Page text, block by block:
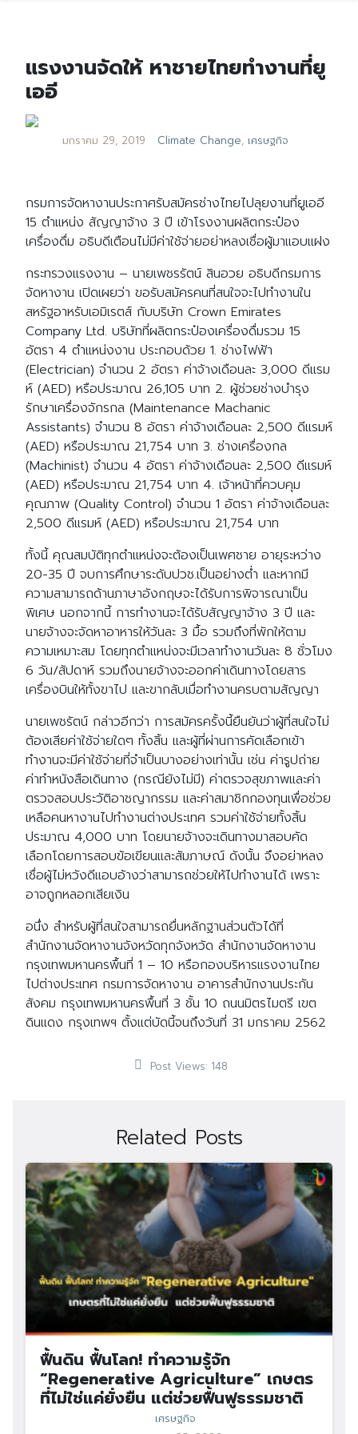
แรงงานจัดให้ หาชายไทยทำงานที่ยู
เออี
มกราคม 29, 2019 Climate Change, เศรษฐกิจ
กรมการจัดหางานประกาศรับสมัครช่างไทยไปลุยงานที่ยูเออี
15 ตำแหน่ง สัญญาจ้าง 3 ปี เข้าโรงงานผลิตกระป๋อง
เครื่องดื่ม อธิบดีเตือนไม่มีค่าใช้จ่ายอย่าหลงเชื่อผู้มาแอบแฝง
กระทรวงแรงงาน – นายเพชรรัตน์ สินอวย อธิบดีกรมการ
จัดหางาน เปิดเผยว่า ขอรับสมัครคนที่สนใจจะไปทำงานใน
สหรัฐอาหรับเอมิเรตส์ กับบริษัท Crown Emirates
Company Ltd. บริษัทที่ผลิตกระป๋องเครื่องดื่มรวม 15
อัตรา 4 ตำแหน่งงาน ประกอบด้วย 1. ช่างไฟฟ้า
(Electrician) จำนวน 2 อัตรา ค่าจ้างเดือนละ 3,000 ดีแรม
ห์ (AED) หรือประมาณ 26,105 บาท 2. ผู้ช่วยช่างบำรุง
รักษาเครื่องจักรกล (Maintenance Machanic
Assistants) จำนวน 8 อัตรา ค่าจ้างเดือนละ 2,500 ดีแรมห์
(AED) หรือประมาณ 21,754 บาท 3. ช่างเครื่องกล
(Machinist) จำนวน 4 อัตรา ค่าจ้างเดือนละ 2,500 ดีแรมห์
(AED) หรือประมาณ 21,754 บาท 4. เจ้าหน้าที่ควบคุม
คุณภาพ (Quality Control) จำนวน 1 อัตรา ค่าจ้างเดือนละ
2,500 ดีแรมห์ (AED) หรือประมาณ 21,754 บาท
ทั้งนี้ คุณสมบัติทุกตำแหน่งจะต้องเป็นเพศชาย อายุระหว่าง
20-35 ปี จบการศึกษาระดับปวช.เป็นอย่างต่ำ และหากมี
ความสามารถด้านภาษาอังกฤษจะได้รับการพิจารณาเป็น
พิเศษ นอกจากนี้ การทำงานจะได้รับสัญญาจ้าง 3 ปี และ
นายจ้างจะจัดหาอาหารให้วันละ 3 มื้อ รวมถึงที่พักให้ตาม
ความเหมาะสม โดยทุกตำแหน่งจะมีเวลาทำงานวันละ 8 ชั่วโมง
6 วัน/สัปดาห์ รวมถึงนายจ้างจะออกค่าเดินทางโดยสาร
เครื่องบินให้ทั้งขาไป และขากลับเมื่อทำงานครบตามสัญญา
นายเพชรัตน์ กล่าวอีกว่า การสมัครครั้งนี้ยืนยันว่าผู้ที่สนใจไม่
ต้องเสียค่าใช้จ่ายใดๆ ทั้งสิ้น และผู้ที่ผ่านการคัดเลือกเข้า
ทำงานจะมีค่าใช้จ่ายที่จำเป็นบางอย่างเท่านั้น เช่น ค่ารูปถ่าย
ค่าทำหนังสือเดินทาง (กรณียังไม่มี) ค่าตรวจสุขภาพและค่า
ตรวจสอบประวัติอาชญากรรม และค่าสมาชิกกองทุนเพื่อช่วย
เหลือคนหางานไปทำงานต่างประเทศ รวมค่าใช้จ่ายทั้งสิ้น
ประมาณ 4,000 บาท โดยนายจ้างจะเดินทางมาสอบคัด
เลือกโดยการสอบข้อเขียนและสัมภาษณ์ ดังนั้น จึงอย่าหลง
เชื่อผู้ไม่หวังดีแอบอ้างว่าสามารถช่วยให้ไปทำงานได้ เพราะ
อาจถูกหลอกเสียเงิน
อนึ่ง สำหรับผู้ที่สนใจสามารถยื่นหลักฐานส่วนตัวได้ที่
สำนักงานจัดหางานจังหวัดทุกจังหวัด สำนักงานจัดหางาน
กรุงเทพมหานครพื้นที่ 1 – 10 หรือกองบริหารแรงงานไทย
ไปต่างประเทศ กรมการจัดหางาน อาคารสำนักงานประกัน
สังคม กรุงเทพมหานครพื้นที่ 3 ชั้น 10 ถนนมิตรไมตรี เขต
ดินแดง กรุงเทพฯ ตั้งแต่บัดนี้จนถึงวันที่ 31 มกราคม 2562
Post Views: 148
Related Posts
ฟื้นดิน ฟื้นโลก! ทำความรู้จัก
“Regenerative Agriculture” เกษตร
ที่ไม่ใช่แค่ยั่งยืน แต่ช่วยฟื้นฟูธรรมชาติ
เศรษฐกิจ